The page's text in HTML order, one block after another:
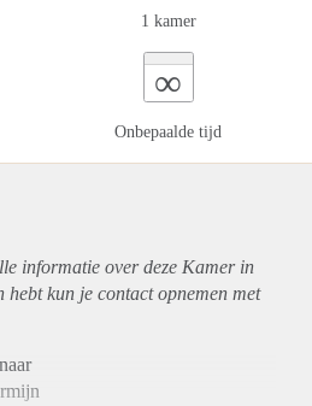
1 kamer
∞
Onbepaalde tijd
informatie over deze Kamer in
hebt kun je contact opnemen met